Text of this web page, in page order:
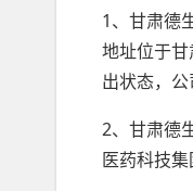
1、甘肃德
地址位于
出状态，
2、甘肃德
医药科技集